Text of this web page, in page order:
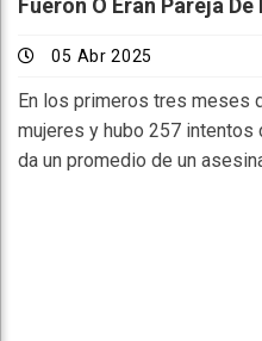
05 Abr 2025
En los primeros tres meses
mujeres y hubo 257
da un promedio de un